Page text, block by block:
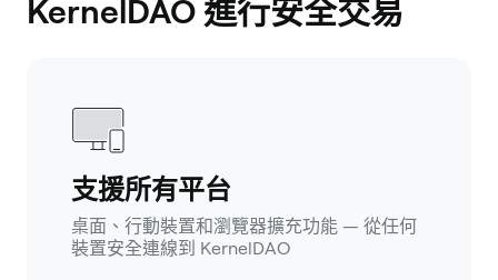
KernelDAO 進行安全交易
支援所有平台
桌面、行動裝置和瀏覽器擴充功能 — 從任何
裝置安全連線到 KernelDAO